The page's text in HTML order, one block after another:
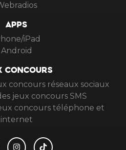
APPS
iPad
Android
CONCOURS
concours réseaux sociaux
jeux concours SMS
concours téléphone et
internet